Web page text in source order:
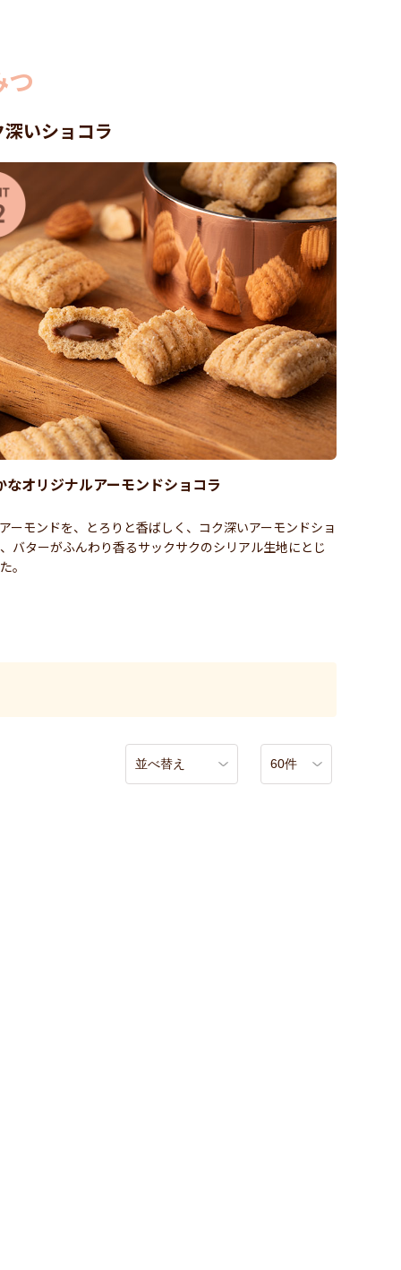
つ
いショコラ
なオリジナルアーモンドショコラ
ーモンドを、とろりと香ばしく、コク深いアーモンドショ
バターがふんわり香るサックサクのシリアル生地にとじ
。